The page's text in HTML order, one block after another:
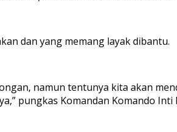
dan yang memang layak dibantu.
namun tentunya kita akan
pungkas Komandan Komando Inti